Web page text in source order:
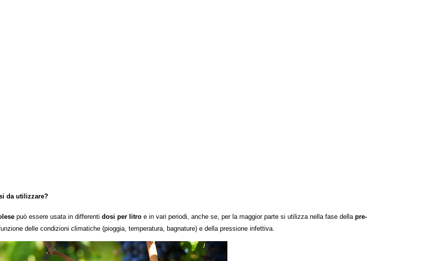
da utilizzare?
può essere usata in differenti dosi per litro e in vari periodi, anche se, per la maggior parte si utilizza nella fase della pre-
delle condizioni climatiche (pioggia, temperatura, bagnature) e della pressione infettiva.